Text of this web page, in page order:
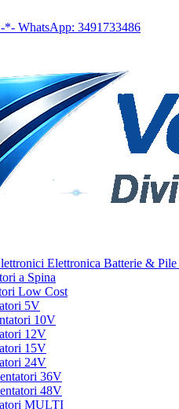
*- WhatsApp: 3491733486
Elettronica Batterie & Pile
a Spina
Low Cost
5V
10V
12V
15V
24V
36V
48V
MULTI